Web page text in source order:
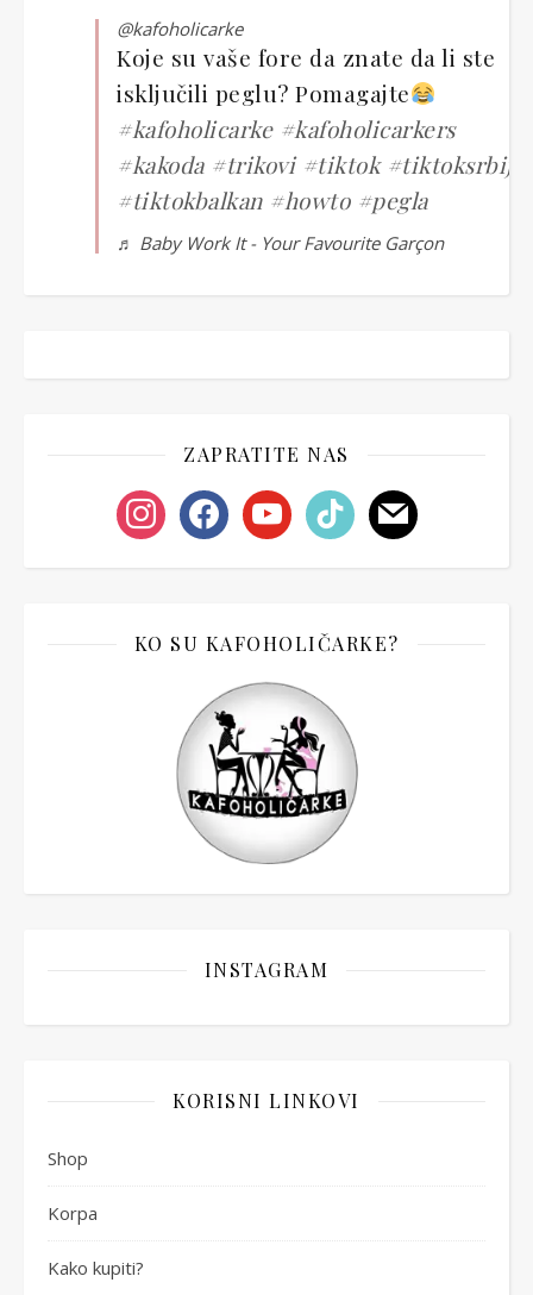
@kafoholicarke
Koje su vaše fore da znate da li ste
isključili peglu? Pomagajte
#kafoholicarke #kafoholicarkers
#kakoda #trikovi #tiktok #tiktoksrbija
#tiktokbalkan #howto #pegla
♬ Baby Work It - Your Favourite Garçon
ZAPRATITE NAS
instagramfacebookyoutubetiktok mail
KO SU KAFOHOLIČARKE?
INSTAGRAM
KORISNI LINKOVI
Shop
Korpa
Kako kupiti?